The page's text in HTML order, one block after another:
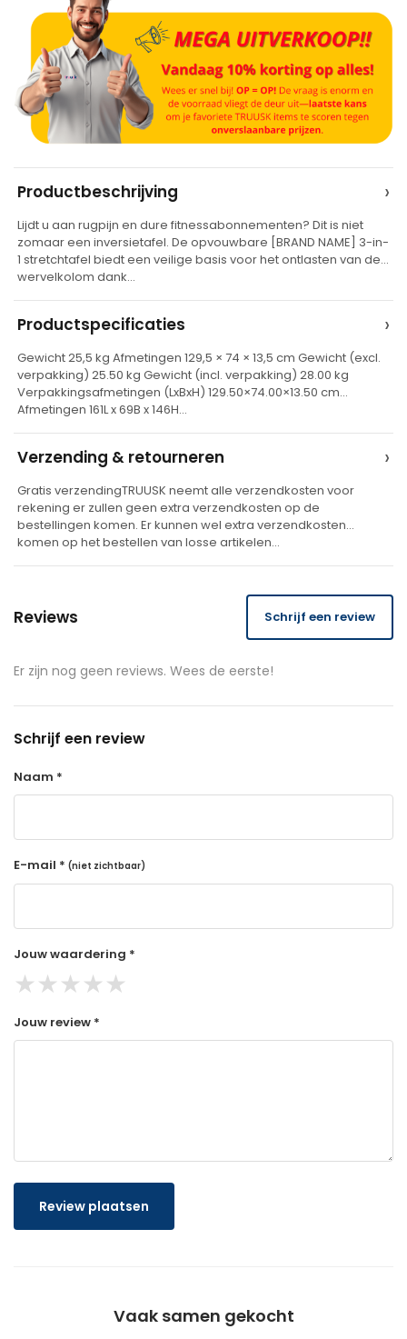
t
e
r
a
t
v
e
Productbeschrijving ›
Lijdt u aan rugpijn en dure fitnessabonnementen? Dit is niet
zomaar een inversietafel. De opvouwbare [BRAND NAME] 3-in-
1 stretchtafel biedt een veilige basis voor het ontlasten van de
wervelkolom dank…
Productspecificaties ›
Gewicht 25,5 kg Afmetingen 129,5 × 74 × 13,5 cm Gewicht (excl.
verpakking) 25.50 kg Gewicht (incl. verpakking) 28.00 kg
Verpakkingsafmetingen (LxBxH) 129.50×74.00×13.50 cm
Afmetingen 161L x 69B x 146H…
Verzending & retourneren ›
Gratis verzendingTRUUSK neemt alle verzendkosten voor
rekening er zullen geen extra verzendkosten op de
bestellingen komen. Er kunnen wel extra verzendkosten
komen op het bestellen van losse artikelen…
Reviews Schrijf een review
Er zijn nog geen reviews. Wees de eerste!
Schrijf een review
Naam *
E-mail * (niet zichtbaar)
Jouw waardering *
★★★★★
Jouw review *
Review plaatsen
Vaak samen gekocht